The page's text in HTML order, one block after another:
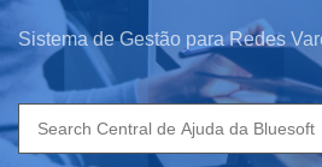
Sistema de Gestão para Redes
Search
for: